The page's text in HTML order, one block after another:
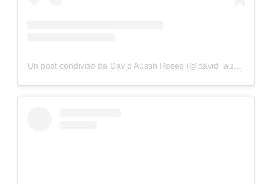
Un post condiviso da David Austin Roses (@david_austin_roses)